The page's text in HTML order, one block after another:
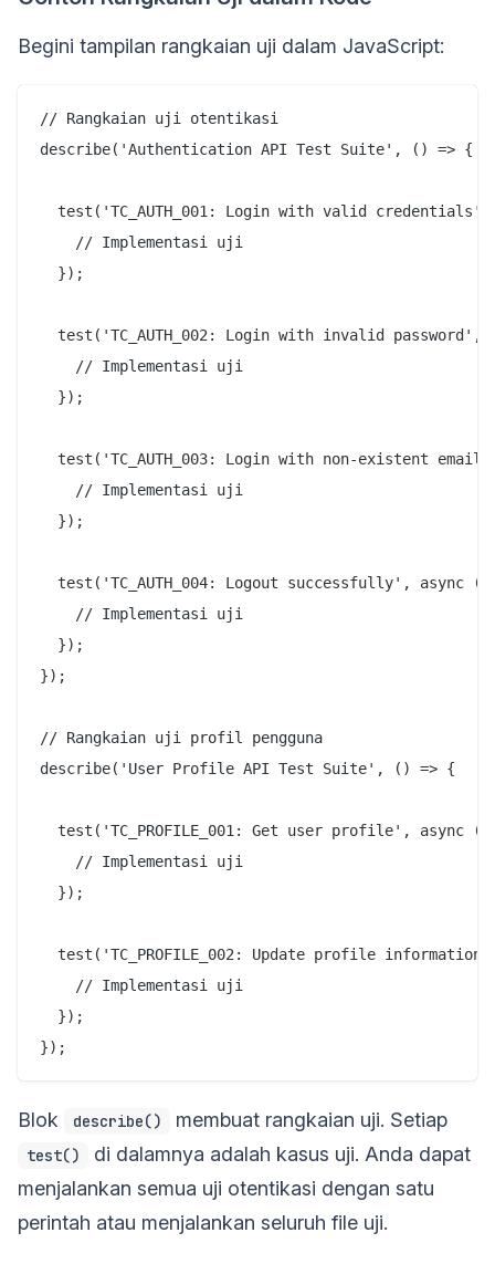
Begini tampilan rangkaian uji dalam JavaScript:
// Rangkaian uji otentikasi
describe('Authentication API Test Suite', () => {
test('TC_AUTH_001: Login with valid
    // Implementasi uji
  });
test('TC_AUTH_002: Login with invalid password',
    // Implementasi uji
  });
test('TC_AUTH_003: Login with non-existent
    // Implementasi uji
  });
test('TC_AUTH_004: Logout successfully', async ()
    // Implementasi uji
  });
});
// Rangkaian uji profil pengguna
describe('User Profile API Test Suite', () => {
test('TC_PROFILE_001: Get user profile', async ()
    // Implementasi uji
  });
test('TC_PROFILE_002: Update profile
    // Implementasi uji
  });
Blok describe() membuat rangkaian uji. Setiap
test()
di dalamnya adalah kasus uji. Anda dapat
menjalankan semua uji otentikasi dengan satu
perintah atau menjalankan seluruh file uji.